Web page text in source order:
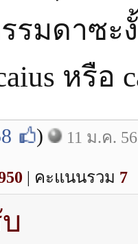
รมดาซะ
หรือ
) 11 ม.ค. 56
| คะแนนรวม 7